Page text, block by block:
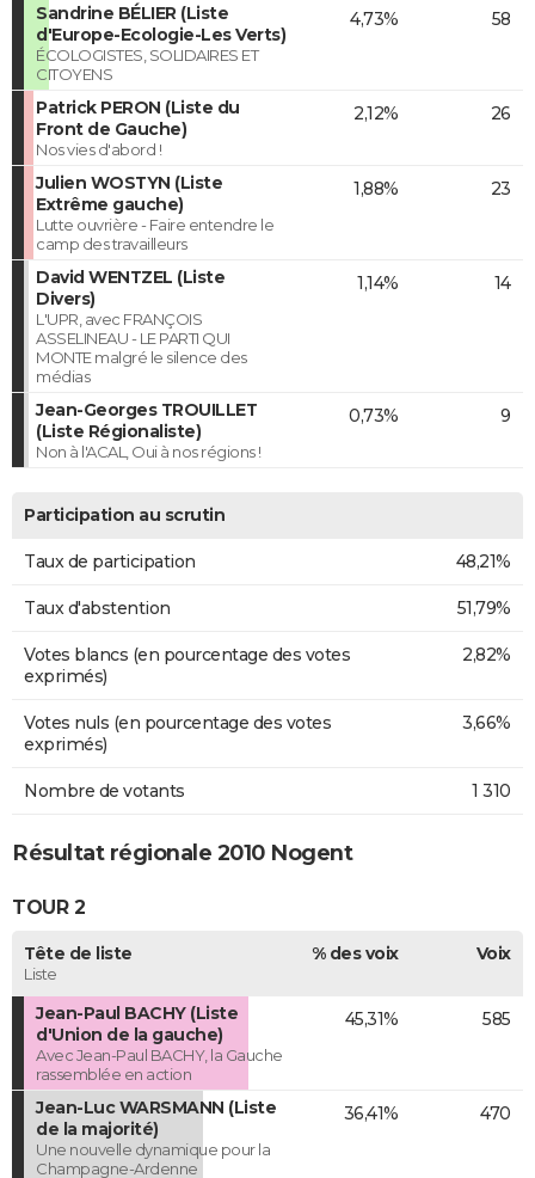
Sandrine BÉLIER (Liste
d'Europe-Ecologie-Les Verts)
ÉCOLOGISTES, SOLIDAIRES ET
CITOYENS
4,73% 58
Patrick PERON (Liste du
Front de Gauche)
Nos vies d'abord !
2,12% 26
Julien WOSTYN (Liste
Extrême gauche)
Lutte ouvrière - Faire entendre le
camp des travailleurs
1,88% 23
David WENTZEL (Liste
Divers)
L'UPR, avec FRANÇOIS
ASSELINEAU - LE PARTI QUI
MONTE malgré le silence des
médias
1,14% 14
Jean-Georges TROUILLET
(Liste Régionaliste)
Non à l'ACAL, Oui à nos régions !
0,73% 9
Participation au scrutin
Taux de participation 48,21%
Taux d'abstention 51,79%
Votes blancs (en pourcentage des votes
exprimés)
2,82%
Votes nuls (en pourcentage des votes
exprimés)
3,66%
Nombre de votants 1 310
Résultat régionale 2010 Nogent
TOUR 2
Tête de liste
Liste
% des voix Voix
Jean-Paul BACHY (Liste
d'Union de la gauche)
Avec Jean-Paul BACHY, la Gauche
rassemblée en action
45,31% 585
Jean-Luc WARSMANN (Liste
de la majorité)
Une nouvelle dynamique pour la
Champagne-Ardenne
36,41% 470